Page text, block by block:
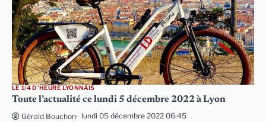
LE 1/4 D'HEURE LYONNAIS
Toute l’actualité ce lundi 5 décembre 2022 à Lyon
Gérald Bouchon lundi 05 décembre 2022 06:45